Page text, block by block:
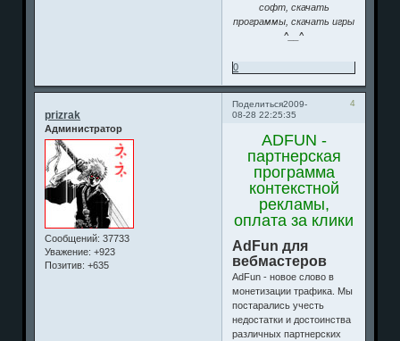
софт, скачать
программы, скачать игры
^__^
0
Поделиться 4
2009-
08-28 22:25:35
prizrak
Администратор
Сообщений: 37733
Уважение: +923
Позитив: +635
ADFUN -
партнерская
программа
контекстной
рекламы,
оплата за клики
AdFun для
вебмастеров
AdFun - новое слово в
монетизации трафика. Мы
постарались учесть
недостатки и достоинства
различных партнерских